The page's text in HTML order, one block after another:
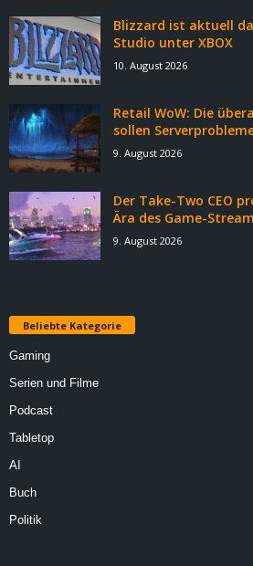
Blizzard ist aktuell
Studio unter XBOX
10. August 2026
Retail WoW: Die
sollen
9. August 2026
Der Take-Two CEO
Ära des Game-
9. August 2026
Beliebte Kategorie
Gaming
Serien und Filme
Podcast
Tabletop
AI
Buch
Politik